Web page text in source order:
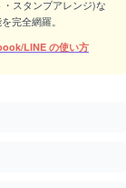
スタンプアレンジ)な
完全網羅。
LINE の使い方